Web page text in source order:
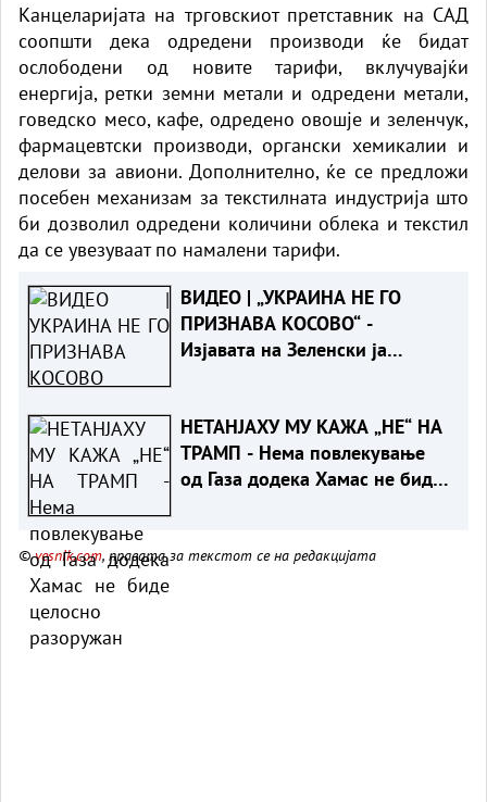
Канцеларијата на трговскиот претставник на САД
соопшти дека одредени производи ќе бидат
ослободени од новите тарифи, вклучувајќи
енергија, ретки земни метали и одредени метали,
говедско месо, кафе, одредено овошје и зеленчук,
фармацевтски производи, органски хемикалии и
делови за авиони. Дополнително, ќе се предложи
посебен механизам за текстилната индустрија што
би дозволил одредени количини облека и текстил
да се увезуваат по намалени тарифи.
ВИДЕО | „УКРАИНА НЕ ГО
ПРИЗНАВА КОСОВО“ -
Изјавата на Зеленски ја
НЕТАНЈАХУ МУ КАЖА „НЕ“ НА
ТРАМП - Нема повлекување
од Газа додека Хамас не биде
©vesnik.com, правата за текстот се на редакцијата